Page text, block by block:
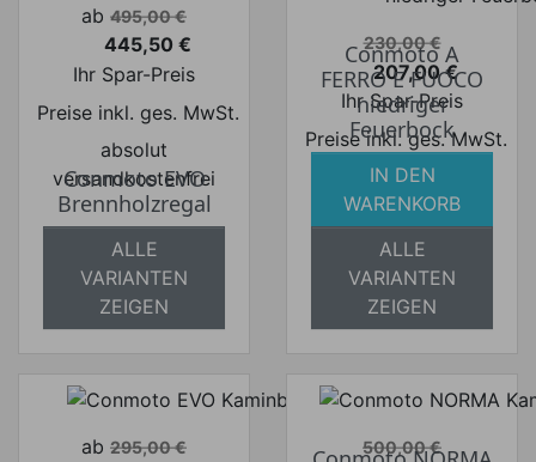
Verkaufspreis
ab 495,00 €
Preis
445,50 €
Ihr Spar-Preis
Preise inkl. ges. MwSt.
absolut
versandkostenfrei
Conmoto EVO
Brennholzregal
ALLE
VARIANTEN
ZEIGEN
Verkaufspreis
230,00 €
Preis
207,00 €
Ihr Spar-Preis
Preise inkl. ges. MwSt.
absolut
versandkostenfrei
Conmoto A
FERRO E FUOCO
niedriger
Feuerbock
IN DEN
WARENKORB
ALLE
VARIANTEN
ZEIGEN
Verkaufspreis
ab 295,00 € Verkaufspreis
500,00 €